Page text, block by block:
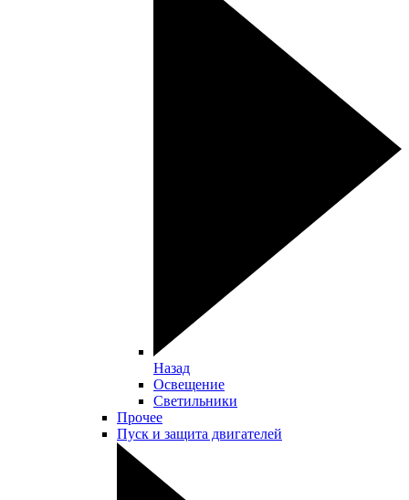
Назад
Освещение
Светильники
Прочее
Пуск и защита двигателей